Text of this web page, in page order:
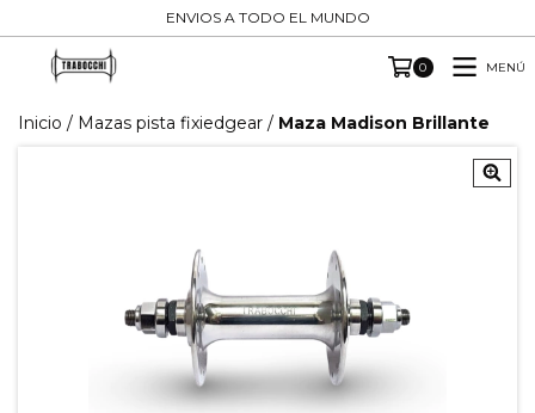
ENVIOS A TODO EL MUNDO
0 MENÚ
Inicio / Mazas pista fixiedgear / Maza Madison Brillante